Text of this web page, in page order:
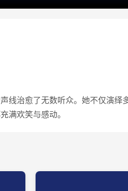
线治愈了无数听众。她不仅演绎
满欢笑与感动。